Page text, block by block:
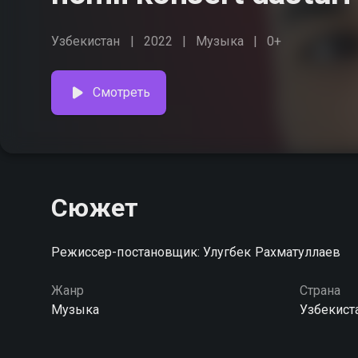
Узбекистан 2022 Музыка 0+
Смотреть
Сюжет
Режиссер-постановщик: Улугбек Рахматуллаев
Жанр
Музыка
Страна